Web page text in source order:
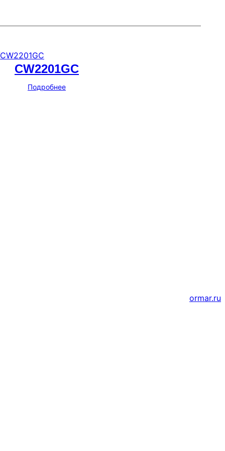
CW2201GC
Подробнее
ormar.ru